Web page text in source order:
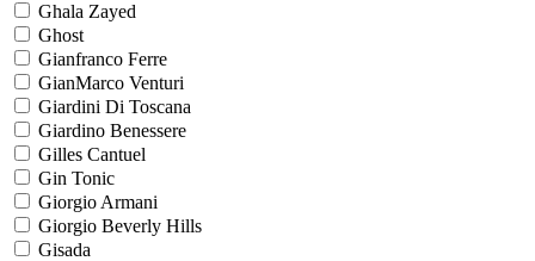
Ghala Zayed
Ghost
Gianfranco Ferre
GianMarco Venturi
Giardini Di Toscana
Giardino Benessere
Gilles Cantuel
Gin Tonic
Giorgio Armani
Giorgio Beverly Hills
Gisada